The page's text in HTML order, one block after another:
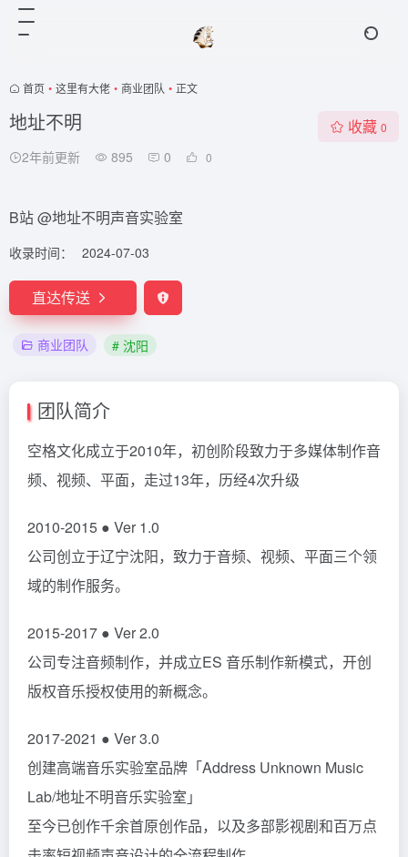
首页 • 这里有大佬 • 商业团队 • 正文
地址不明
2年前更新 895 0 0
收藏 0
B站 @地址不明声音实验室
收录时间： 2024-07-03
直达传送
商业团队 # 沈阳
团队简介
空格文化成立于2010年，初创阶段致力于多媒体制作音
频、视频、平面，走过13年，历经4次升级
2010-2015 ● Ver 1.0
公司创立于辽宁沈阳，致力于音频、视频、平面三个领
域的制作服务。
2015-2017 ● Ver 2.0
公司专注音频制作，并成立ES 音乐制作新模式，开创
版权音乐授权使用的新概念。
2017-2021 ● Ver 3.0
创建高端音乐实验室品牌「Address Unknown Music
Lab/地址不明音乐实验室」
至今已创作千余首原创作品，以及多部影视剧和百万点